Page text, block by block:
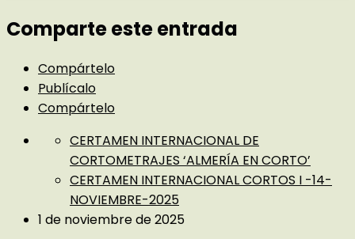
Comparte este entrada
Compártelo
Publícalo
Compártelo
CERTAMEN INTERNACIONAL DE
CORTOMETRAJES ‘ALMERÍA EN CORTO’
CERTAMEN INTERNACIONAL CORTOS I -14-
NOVIEMBRE-2025
1 de noviembre de 2025